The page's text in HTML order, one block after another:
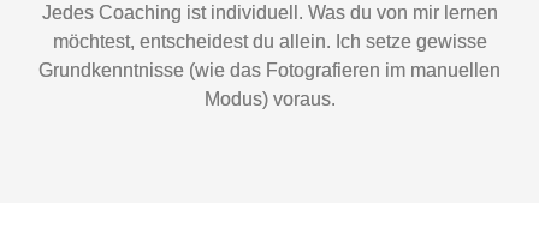
Jedes Coaching ist individuell. Was du von mir lernen
möchtest, entscheidest du allein. Ich setze gewisse
Grundkenntnisse (wie das Fotografieren im manuellen
Modus) voraus.